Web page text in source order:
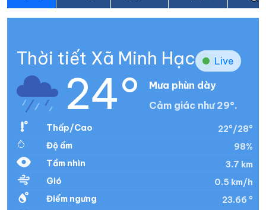
Thời tiết Xã Minh Hạc Live
24°
Mưa phùn dày
Cảm giác như 29°.
Thấp/Cao
22°/28°
Độ ẩm
98%
Tầm nhìn
3.7 km
Gió
0.5 km/h
Điểm ngưng
23.66 °